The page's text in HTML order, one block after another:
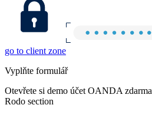
go to client zone
Vyplňte formulář
Otevřete si demo účet OANDA zdarma
Rodo section